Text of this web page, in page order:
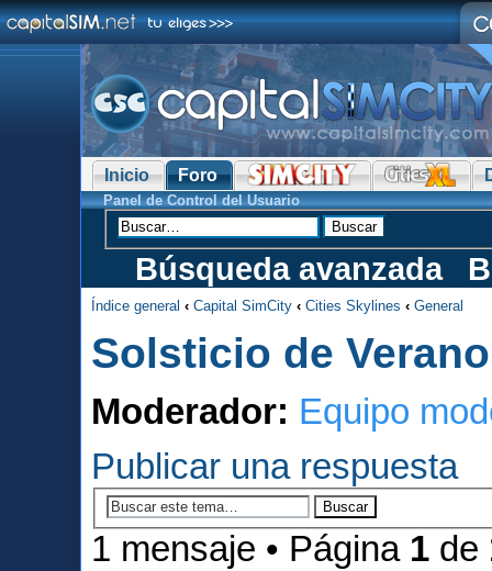
Inicio Foro
Panel de Control del Usuario
Búsqueda avanzada
Índice general ‹ Capital SimCity ‹ Cities Skylines ‹ General
Solsticio de
Moderador: Equipo
Publicar una respuesta
1 mensaje • Página 1 de